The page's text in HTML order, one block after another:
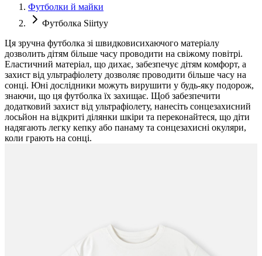
Футболки й майки
Футболка Siirtyy
Ця зручна футболка зі швидковисихаючого матеріалу
дозволить дітям більше часу проводити на свіжому повітрі.
Еластичний матеріал, що дихає, забезпечує дітям комфорт, а
захист від ультрафіолету дозволяє проводити більше часу на
сонці. Юні дослідники можуть вирушити у будь-яку подорож,
знаючи, що ця футболка їх захищає. Щоб забезпечити
додатковий захист від ультрафіолету, нанесіть сонцезахисний
лосьйон на відкриті ділянки шкіри та переконайтеся, що діти
надягають легку кепку або панаму та сонцезахисні окуляри,
коли грають на сонці.